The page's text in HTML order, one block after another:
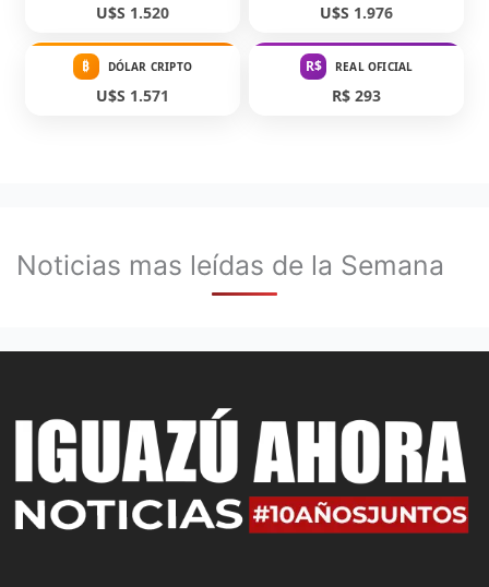
U$S 1.520 U$S 1.976
₿ DÓLAR CRIPTO
U$S 1.571
R$ REAL OFICIAL
R$ 293
Noticias mas leídas de la Semana